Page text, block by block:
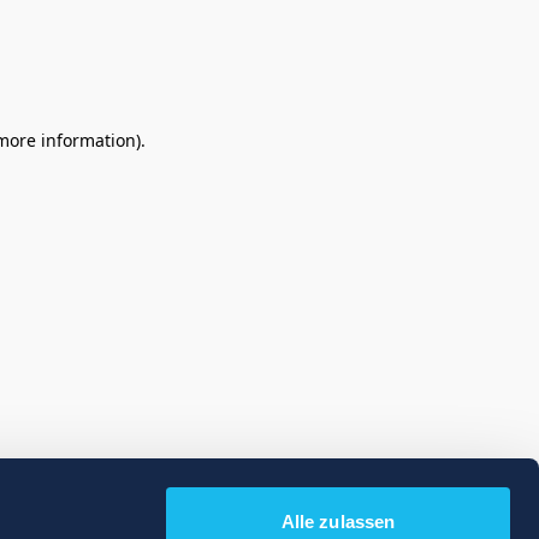
Alle zulassen
information).